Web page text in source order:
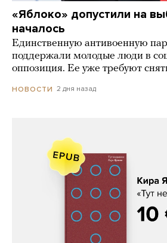
«Яблоко» допустили на
началось
Единственную антивоенную
поддержали молодые люди в
оппозиция. Ее уже требуют
НОВОСТИ 2 дня назад